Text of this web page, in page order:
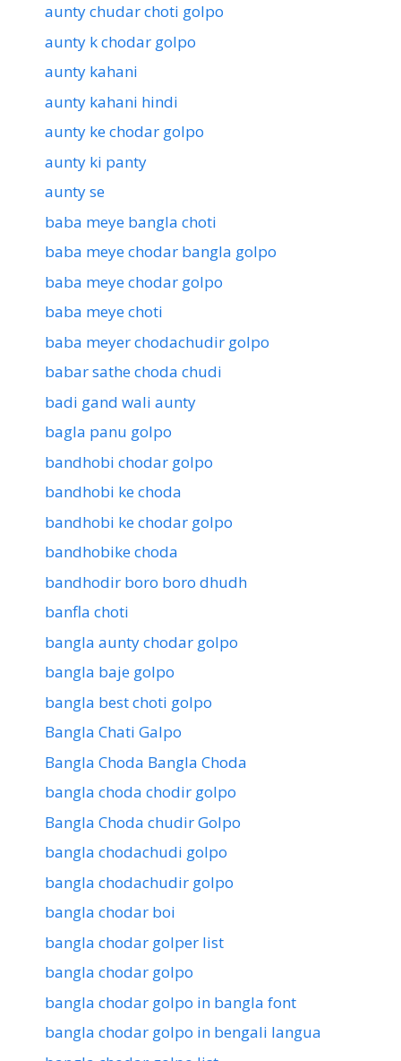
aunty chudar choti golpo
aunty k chodar golpo
aunty kahani
aunty kahani hindi
aunty ke chodar golpo
aunty ki panty
aunty se
baba meye bangla choti
baba meye chodar bangla golpo
baba meye chodar golpo
baba meye choti
baba meyer chodachudir golpo
babar sathe choda chudi
badi gand wali aunty
bagla panu golpo
bandhobi chodar golpo
bandhobi ke choda
bandhobi ke chodar golpo
bandhobike choda
bandhodir boro boro dhudh
banfla choti
bangla aunty chodar golpo
bangla baje golpo
bangla best choti golpo
Bangla Chati Galpo
Bangla Choda Bangla Choda
bangla choda chodir golpo
Bangla Choda chudir Golpo
bangla chodachudi golpo
bangla chodachudir golpo
bangla chodar boi
bangla chodar golper list
bangla chodar golpo
bangla chodar golpo in bangla font
bangla chodar golpo in bengali langua